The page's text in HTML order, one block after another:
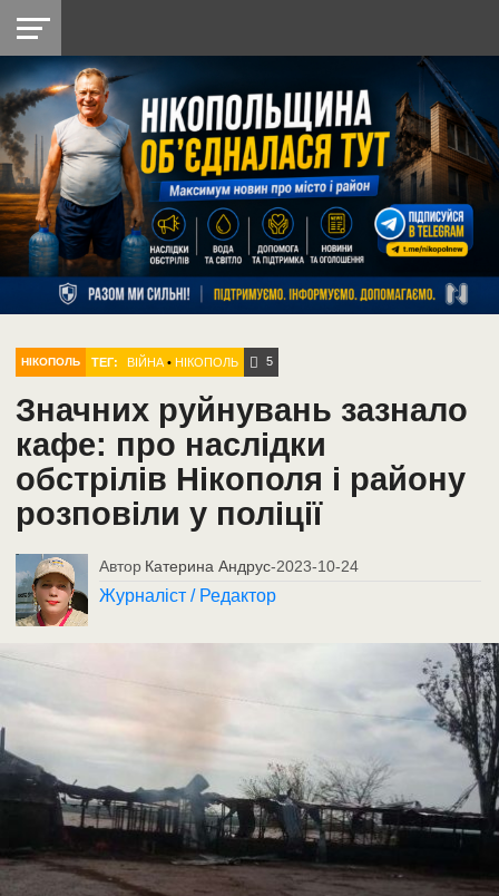
НІКОПОЛЬ
РАЙОН
СІЧЕСЛАВСЬКА
УКРАЇНА
РЕТРО
НІКОПОЛЬ
ЛАЙТ
УКРАЇНА
ДОПОМОГА
РАДІО
НІКОПОЛЬ ТЕГ: ВІЙНА •НІКОПОЛЬ 5
Значних руйнувань зазнало
кафе: про наслідки
обстрілів Нікополя і району
розповіли у поліції
Автор Катерина Андрус-2023-10-24
Журналіст / Редактор